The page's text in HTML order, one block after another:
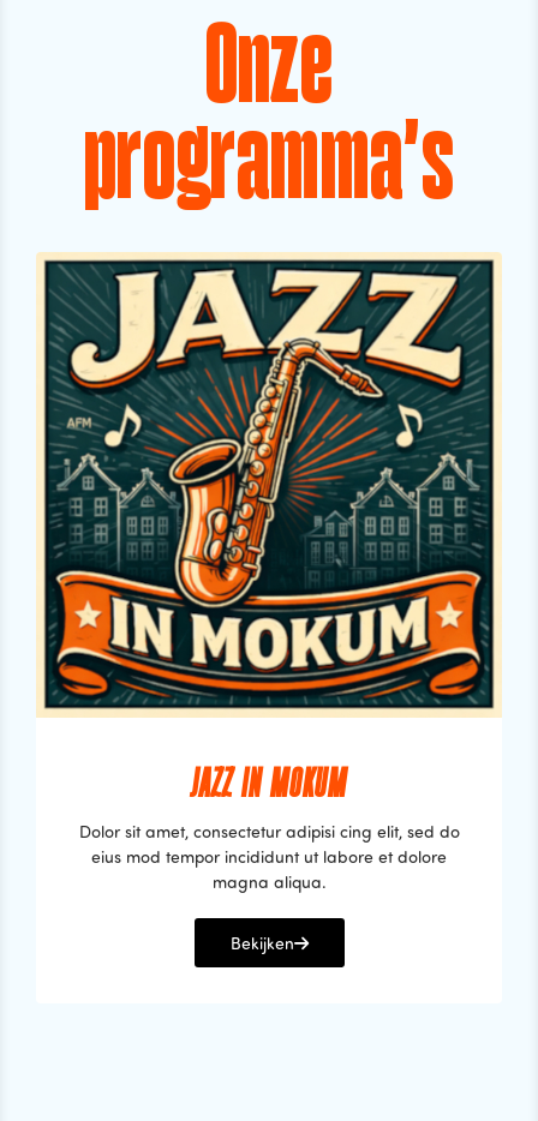
Onze
programma's
JAZZ IN MOKUM
Dolor sit amet, consectetur adipisi cing elit, sed do
eius mod tempor incididunt ut labore et dolore
magna aliqua.
Bekijken